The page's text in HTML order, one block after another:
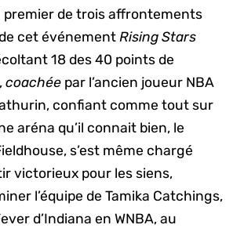
premier de trois affrontements
cet événement Rising Stars
18 des 40 points de
coachée par l’ancien joueur NBA
confiant comme tout sur
aréna qu’il connait bien, le
s’est même chargé
victorieux pour les siens,
l’équipe de Tamika Catchings,
d’Indiana en WNBA, au